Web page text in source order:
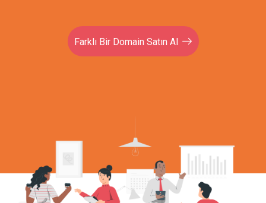
Farklı Bir Domain Satın Al